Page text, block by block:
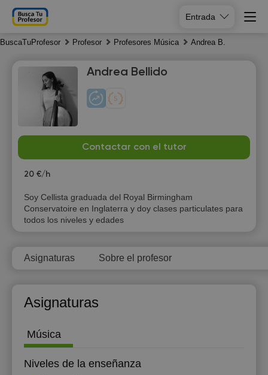
Entrada
BuscaTuProfesor Profesor Profesores Música Andrea B.
Andrea Bellido
Contactar con el tutor
20 €/h
Soy Cellista graduada del Royal Birmingham
Conservatoire en Inglaterra y doy clases particulates para
todos los niveles y edades
Asignaturas Sobre el profesor
Asignaturas
Música
Niveles de la enseñanza
6
Fr
7
Sa
8
9